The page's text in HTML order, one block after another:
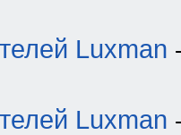
Luxman
Luxman